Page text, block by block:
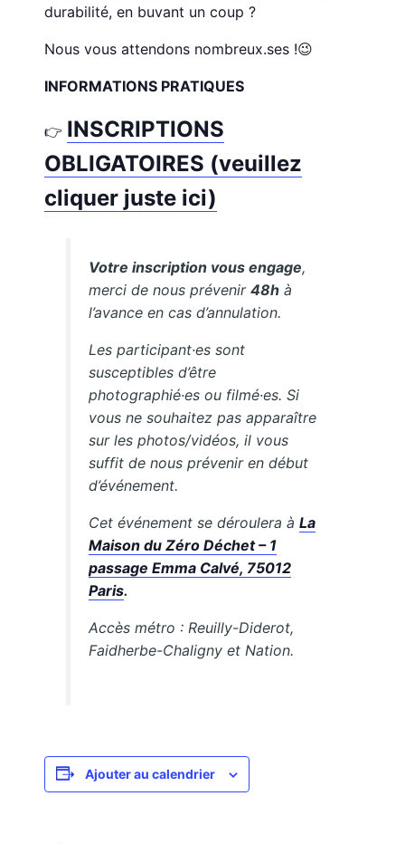
durabilité, en buvant un coup ?
Nous vous attendons nombreux.ses !😉
INFORMATIONS PRATIQUES
👉 INSCRIPTIONS
OBLIGATOIRES (veuillez
cliquer juste ici)
Votre inscription vous engage,
merci de nous prévenir48h à
l’avance en cas d’annulation.
Les participant·es sont
susceptibles d’être
photographié·es ou filmé·es. Si
vous ne souhaitez pas apparaître
sur les photos/vidéos, il vous
suffit de nous prévenir en début
d’événement.
Cet événement se déroulera àLa
Maison du Zéro Déchet – 1
passage Emma Calvé, 75012
Paris.
Accès métro : Reuilly-Diderot,
Faidherbe-Chaligny et Nation.
Ajouter au calendrier